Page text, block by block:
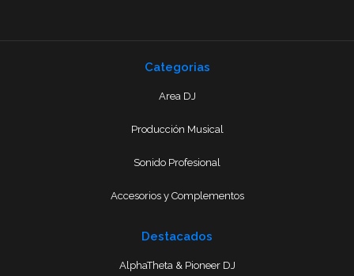
Categorias
Area DJ
Producción Musical
Sonido Profesional
Accesorios y Complementos
Destacados
AlphaTheta & Pioneer DJ